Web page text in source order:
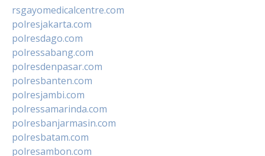
rsgayomedicalcentre.com
polresjakarta.com
polresdago.com
polressabang.com
polresdenpasar.com
polresbanten.com
polresjambi.com
polressamarinda.com
polresbanjarmasin.com
polresbatam.com
polresambon.com